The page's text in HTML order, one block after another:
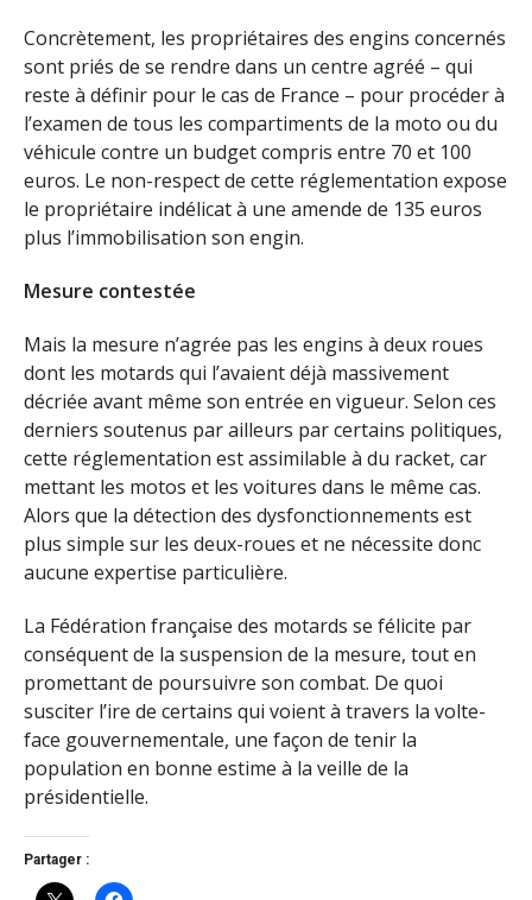
Concrètement, les propriétaires des engins concernés
sont priés de se rendre dans un centre agréé – qui
reste à définir pour le cas de France – pour procéder à
l’examen de tous les compartiments de la moto ou du
véhicule contre un budget compris entre 70 et 100
euros. Le non-respect de cette réglementation expose
le propriétaire indélicat à une amende de 135 euros
plus l’immobilisation son engin.
Mesure contestée
Mais la mesure n’agrée pas les engins à deux roues
dont les motards qui l’avaient déjà massivement
décriée avant même son entrée en vigueur. Selon ces
derniers soutenus par ailleurs par certains politiques,
cette réglementation est assimilable à du racket, car
mettant les motos et les voitures dans le même cas.
Alors que la détection des dysfonctionnements est
plus simple sur les deux-roues et ne nécessite donc
aucune expertise particulière.
La Fédération française des motards se félicite par
conséquent de la suspension de la mesure, tout en
promettant de poursuivre son combat. De quoi
susciter l’ire de certains qui voient à travers la volte-
face gouvernementale, une façon de tenir la
population en bonne estime à la veille de la
présidentielle.
Partager :